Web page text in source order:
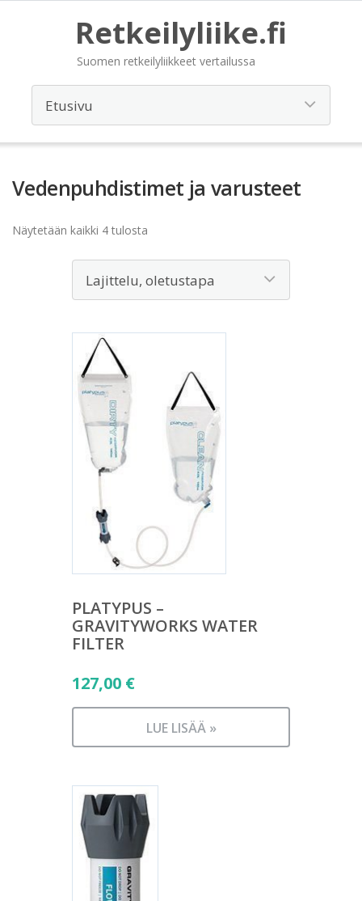
Retkeilyliike.fi
Suomen retkeilyliikkeet vertailussa
Vedenpuhdistimet ja varusteet
Näytetään kaikki 4 tulosta
PLATYPUS –
GRAVITYWORKS WATER
FILTER
127,00 €
LUE LISÄÄ »